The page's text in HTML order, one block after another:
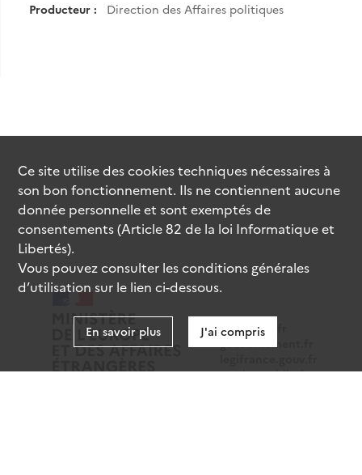
Producteur : Direction des Affaires politiques
data.gouv.fr
gouvernement.fr
service-public.fr
Ce site utilise descookiestechniques nécessaires à
son bon fonctionnement. Ils ne contiennent aucune
donnée personnelle et sont exemptés de
consentements (Article 82 de la loi Informatique et
Libertés).
Vous pouvez consulter les conditions générales
d’utilisation sur le lien ci-dessous.
En savoir plus J'ai compris